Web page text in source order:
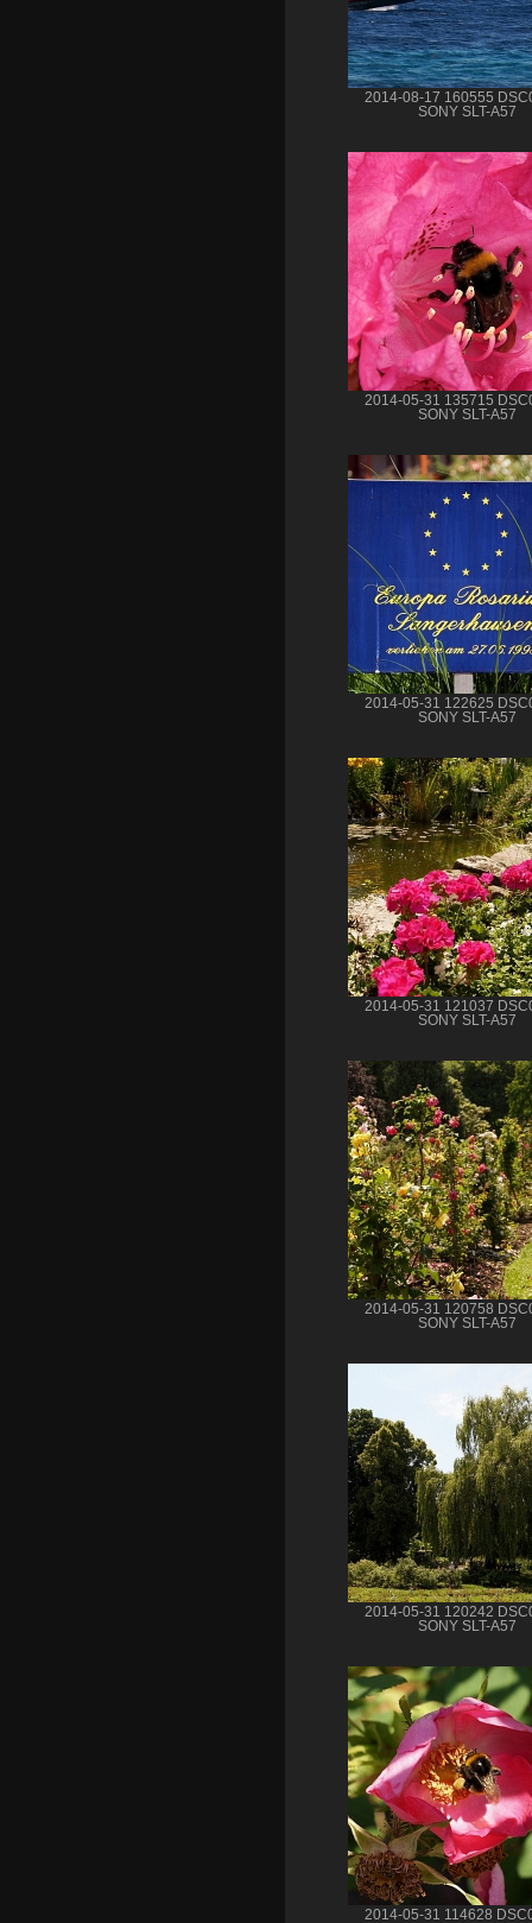
2014-08-17 160555
SONY SLT-A57
2014-05-31 135715
SONY SLT-A57
2014-05-31 122625
SONY SLT-A57
2014-05-31 121037
SONY SLT-A57
2014-05-31 120758
SONY SLT-A57
2014-05-31 120242
SONY SLT-A57
2014-05-31 114628